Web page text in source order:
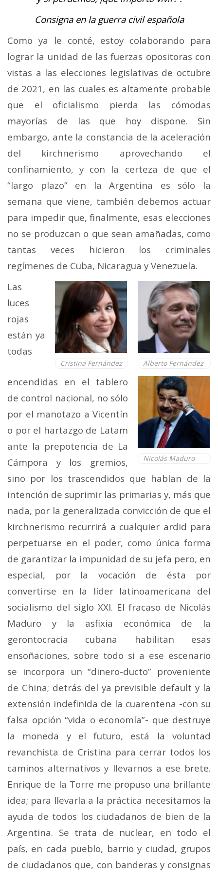
Consigna en la guerra civil española
Como ya le conté, estoy colaborando para
lograr la unidad de las fuerzas opositoras con
vistas a las elecciones legislativas de octubre
de 2021, en las cuales es altamente probable
que el oficialismo pierda las cómodas
mayorías de las que hoy dispone. Sin
embargo, ante la constancia de la aceleración
del kirchnerismo aprovechando el
confinamiento, y con la certeza de que el
“largo plazo” en la Argentina es sólo la
semana que viene, también debemos actuar
para impedir que, finalmente, esas elecciones
no se produzcan o que sean amañadas, como
tantas veces hicieron los criminales
regímenes de Cuba, Nicaragua y Venezuela.
Alberto Fernández
Cristina Fernández
Nicolás Maduro
Las
luces
rojas
están ya
todas
encendidas en el tablero
de control nacional, no sólo
por el manotazo a Vicentín
o por el hartazgo de Latam
ante la prepotencia de La
Cámpora y los gremios,
sino por los trascendidos que hablan de la
intención de suprimir las primarias y, más que
nada, por la generalizada convicción de que el
kirchnerismo recurrirá a cualquier ardid para
perpetuarse en el poder, como única forma
de garantizar la impunidad de su jefa pero, en
especial, por la vocación de ésta por
convertirse en la líder latinoamericana del
socialismo del siglo XXI. El fracaso de Nicolás
Maduro y la asfixia económica de la
gerontocracia cubana habilitan esas
ensoñaciones, sobre todo si a ese escenario
se incorpora un “dinero-ducto” proveniente
de China; detrás del ya previsible default y la
extensión indefinida de la cuarentena -con su
falsa opción “vida o economía”- que destruye
la moneda y el futuro, está la voluntad
revanchista de Cristina para cerrar todos los
caminos alternativos y llevarnos a ese brete.
Enrique de la Torre me propuso una brillante
idea; para llevarla a la práctica necesitamos la
ayuda de todos los ciudadanos de bien de la
Argentina. Se trata de nuclear, en todo el
país, en cada pueblo, barrio y ciudad, grupos
de ciudadanos que, con banderas y consignas